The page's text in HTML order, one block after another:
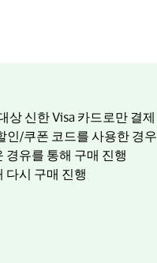
상 신한 Visa 카드로만 결제
/쿠폰 코드를 사용한 경우
경유를 통해 구매 진행
다시 구매 진행